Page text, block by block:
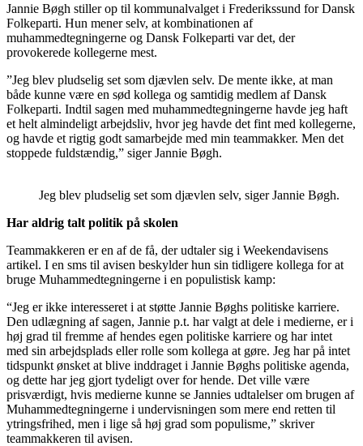
Jannie Bøgh stiller op til kommunalvalget i Frederikssund for Dansk
Folkeparti. Hun mener selv, at kombinationen af
muhammedtegningerne og Dansk Folkeparti var det, der
provokerede kollegerne mest.
”Jeg blev pludselig set som djævlen selv. De mente ikke, at man
både kunne være en sød kollega og samtidig medlem af Dansk
Folkeparti. Indtil sagen med muhammedtegningerne havde jeg haft
et helt almindeligt arbejdsliv, hvor jeg havde det fint med kollegerne,
og havde et rigtig godt samarbejde med min teammakker. Men det
stoppede fuldstændig,” siger Jannie Bøgh.
Jeg blev pludselig set som djævlen selv, siger Jannie Bøgh.
Har aldrig talt politik på skolen
Teammakkeren er en af de få, der udtaler sig i Weekendavisens
artikel. I en sms til avisen beskylder hun sin tidligere kollega for at
bruge Muhammedtegningerne i en populistisk kamp:
“Jeg er ikke interesseret i at støtte Jannie Bøghs politiske karriere.
Den udlægning af sagen, Jannie p.t. har valgt at dele i medierne, er i
høj grad til fremme af hendes egen politiske karriere og har intet
med sin arbejdsplads eller rolle som kollega at gøre. Jeg har på intet
tidspunkt ønsket at blive inddraget i Jannie Bøghs politiske agenda,
og dette har jeg gjort tydeligt over for hende. Det ville være
prisværdigt, hvis medierne kunne se Jannies udtalelser om brugen af
Muhammedtegningerne i undervisningen som mere end retten til
ytringsfrihed, men i lige så høj grad som populisme,” skriver
teammakkeren til avisen.